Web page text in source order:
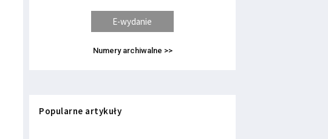
E-wydanie
Numery archiwalne >>
Popularne artykuły